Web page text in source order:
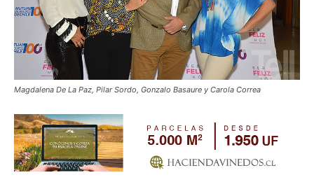
Magdalena De La Paz, Pilar Sordo, Gonzalo Basaure y Carola Correa